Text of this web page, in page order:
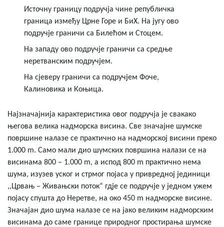
Источну границу подручја чине републичка
граница између Црне Горе и БиХ. На југу ово
подручје граничи са Билећом и Стоцем.
На западу ово подручје граничи са средње
неретванским подручјем.
На сјеверу граничи са подручјем Фоче,
Калиновика и Коњица.
Најзначајнија карактеристика овог подручја је свакако
његова велика надморска висина. Све значајне шумске
површине налазе се практично на надморској висини преко
1.000 m. Само мали дио шумских површина налази се на
висинама 800 – 1.000 m, а испод 800 m практично нема
шума, изузев уског и стрмог појаса у привредној јединици
,,Црвањ – Живањски поток“ гдје се подручје у једном ужем
појасу спушта до Неретве, на око 450 m надморске висине.
Значајан дио шума налазе се на јако великим надморским
висинама до саме границе природног простирања шумске